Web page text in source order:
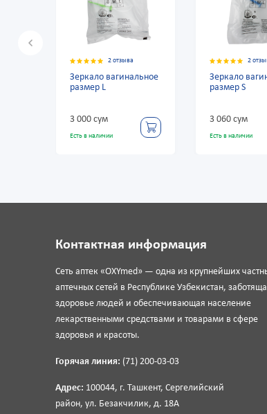
2 отзыва
Зеркало вагинальное
2 отзыва
Зеркало вагинальное
3 060 сум
Есть в наличии
Контактная информация
Сеть аптек «OXYmed» — одна из крупнейших
аптечных сетей в Республике Узбекистан,
здоровье людей и обеспечивающая население
лекарственными средствами и товарами в сфере
здоровья и красоты.
Горячая линия: (71) 200-03-03
Адрес: 100044, г. Ташкент, Сергелийский
район, ул. Безакчилик, д. 18А